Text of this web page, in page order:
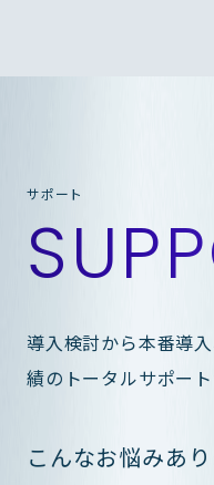
サポート
導入検討から本番導
績のトータルサポー
こんなお悩みあ